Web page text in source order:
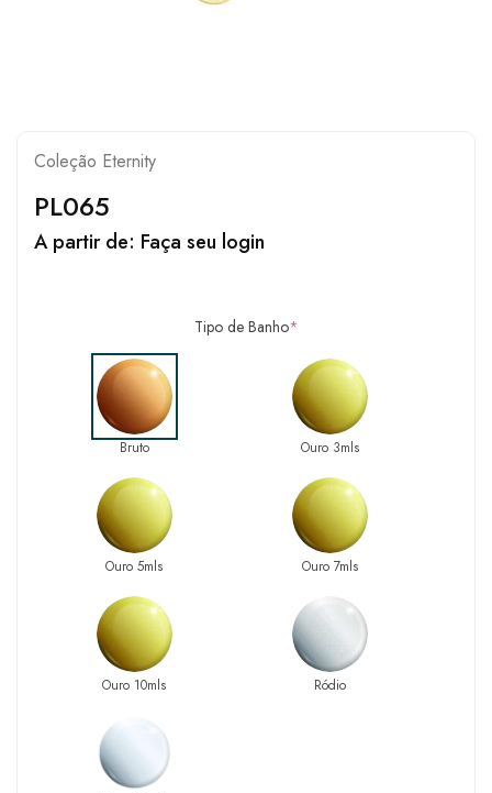
Coleção Eternity
PL065
A partir de: Faça seu login
Tipo de Banho*
Bruto Ouro 3mls
Ouro 5mls Ouro 7mls
Ouro 10mls Ródio